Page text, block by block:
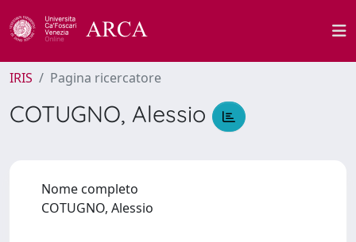
IRIS Pagina ricercatore
COTUGNO, Alessio
Nome completo
COTUGNO, Alessio